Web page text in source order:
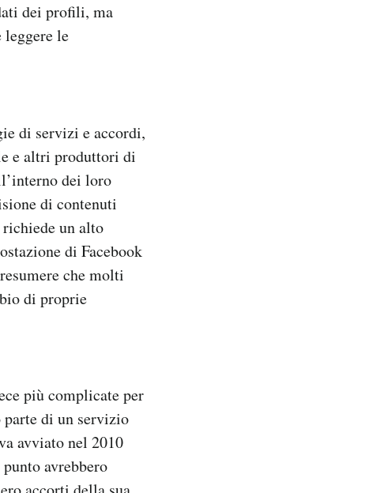
dei profili, ma
leggere le
di servizi e accordi,
e altri produttori di
dei loro
di contenuti
un alto
di Facebook
che molti
di proprie
più complicate per
di un servizio
avviato nel 2010
avrebbero